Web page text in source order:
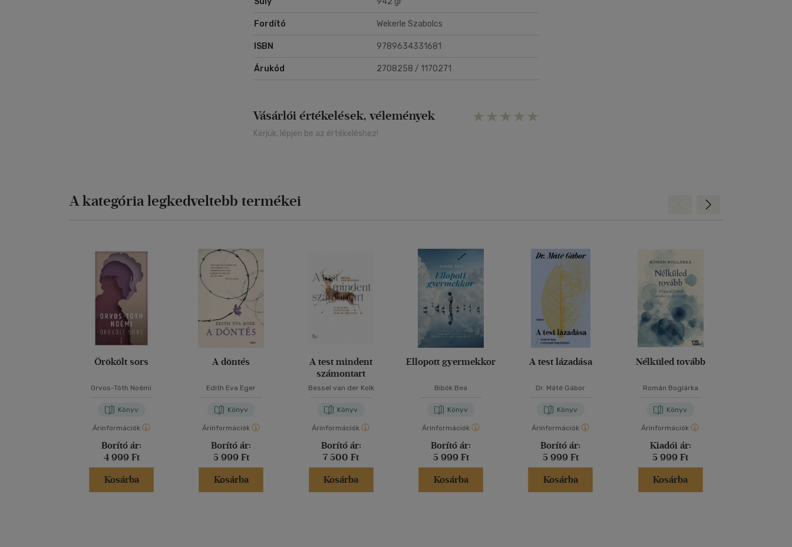
Fordító Wekerle Szabolcs
ISBN 9789634331681
Árukód 2708258 / 1170271
Vásárlói értékelések, vélemények
Kérjük, lépjen be az értékeléshez!
A kategória legkedveltebb termékei
Örökölt sors
Orvos-Tóth Noémi
Könyv
Árinformációk
Borító ár:
4 999 Ft
Kosárba
A döntés
Edith Eva Eger
Könyv
Árinformációk
Borító ár:
5 999 Ft
Kosárba
A test mindent
számontart
Bessel van der Kolk
Könyv
Árinformációk
Borító ár:
7 500 Ft
Kosárba
Ellopott gyermekkor
Bibók Bea
Könyv
Árinformációk
Borító ár:
5 999 Ft
Kosárba
A test lázadása
Dr. Máté Gábor
Könyv
Árinformációk
Borító ár:
5 999 Ft
Kosárba
Nélküled tovább
Román Boglárka
Könyv
Árinformációk
Kiadói ár:
5 999 Ft
Kosárba
Előre